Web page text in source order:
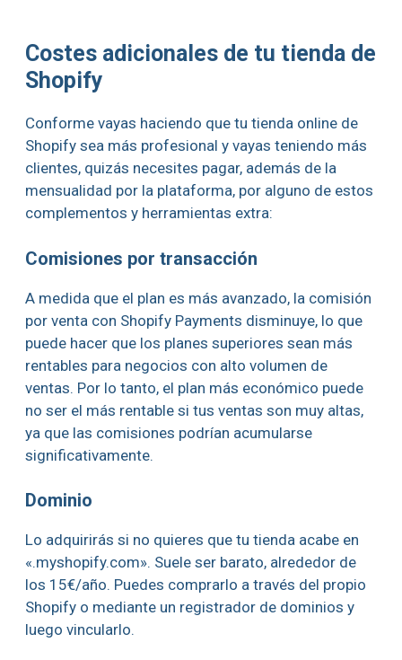
Costes adicionales de tu tienda de
Shopify
Conforme vayas haciendo que tu tienda online de
Shopify sea más profesional y vayas teniendo más
clientes, quizás necesites pagar, además de la
mensualidad por la plataforma, por alguno de estos
complementos y herramientas extra:
Comisiones por transacción
A medida que el plan es más avanzado, la comisión
por venta con Shopify Payments disminuye, lo que
puede hacer que los planes superiores sean más
rentables para negocios con alto volumen de
ventas. Por lo tanto, el plan más económico puede
no ser el más rentable si tus ventas son muy altas,
ya que las comisiones podrían acumularse
significativamente.
Dominio
Lo adquirirás si no quieres que tu tienda acabe en
«.myshopify.com». Suele ser barato, alrededor de
los 15€/año. Puedes comprarlo a través del propio
Shopify o mediante un registrador de dominios y
luego vincularlo.